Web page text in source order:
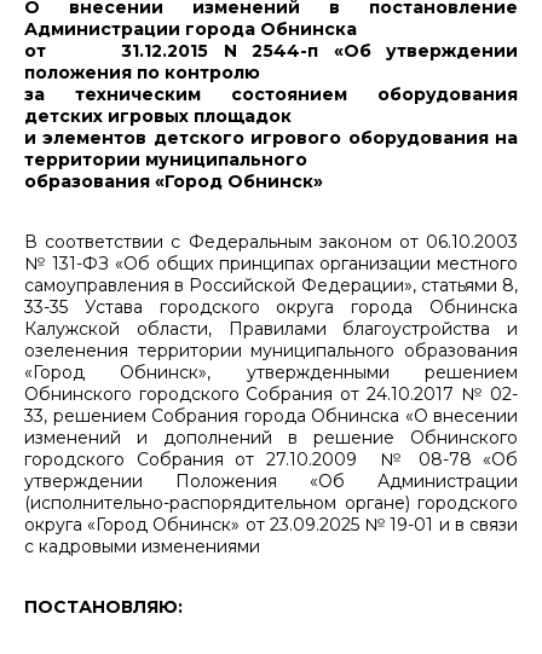
О внесении изменений в постановление
Администрации города Обнинска
от 31.12.2015 N 2544-п «Об утверждении
положения по контролю
за техническим состоянием оборудования
детских игровых площадок
и элементов детского игрового оборудования на
территории муниципального
образования «Город Обнинск»
В соответствии с Федеральным законом от 06.10.2003
№ 131-ФЗ «Об общих принципах организации местного
самоуправления в Российской Федерации», статьями 8,
33-35 Устава городского округа города Обнинска
Калужской области, Правилами благоустройства и
озеленения территории муниципального образования
«Город Обнинск», утвержденными решением
Обнинского городского Собрания от 24.10.2017 № 02-
33, решением Собрания города Обнинска «О внесении
изменений и дополнений в решение Обнинского
городского Собрания от 27.10.2009 № 08-78 «Об
утверждении Положения «Об Администрации
(исполнительно-распорядительном органе) городского
округа «Город Обнинск» от 23.09.2025 № 19-01 и в связи
с кадровыми изменениями
ПОСТАНОВЛЯЮ: